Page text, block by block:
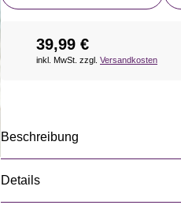
39,99 €
inkl. MwSt. zzgl. Versandkosten
Beschreibung
Details